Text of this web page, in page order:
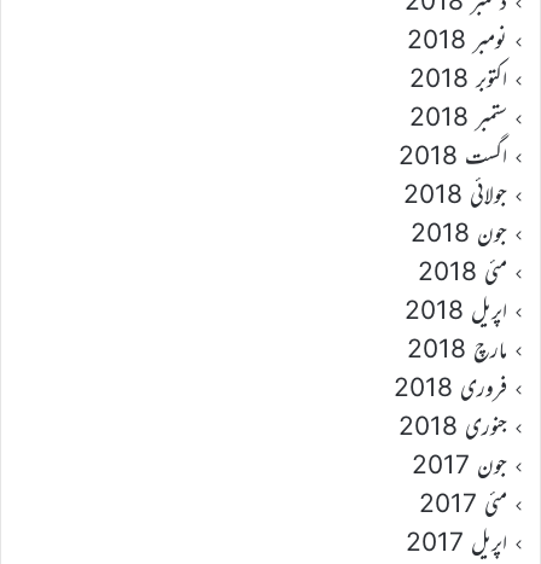
نومبر 2018
اکتوبر 2018
ستمبر 2018
اگست 2018
جولائی 2018
جون 2018
مئی 2018
اپریل 2018
مارچ 2018
فروری 2018
جنوری 2018
جون 2017
مئی 2017
اپریل 2017